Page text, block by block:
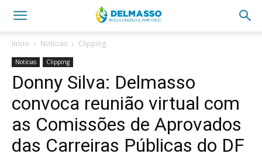
Início Notícias Clipping
Notícias Clipping
Donny Silva: Delmasso
convoca reunião virtual com
as Comissões de Aprovados
das Carreiras Públicas do DF